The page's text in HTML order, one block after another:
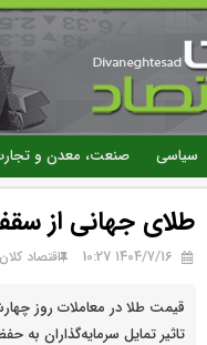
سیاسی صنعت، معدن و
طلای جهانی از
۱۴۰۴/۷/۱۶ 10:27 اقتصاد کلان
قیمت طلا در معاملات روز
تاثیر تمایل سرمایه‌گذاران به